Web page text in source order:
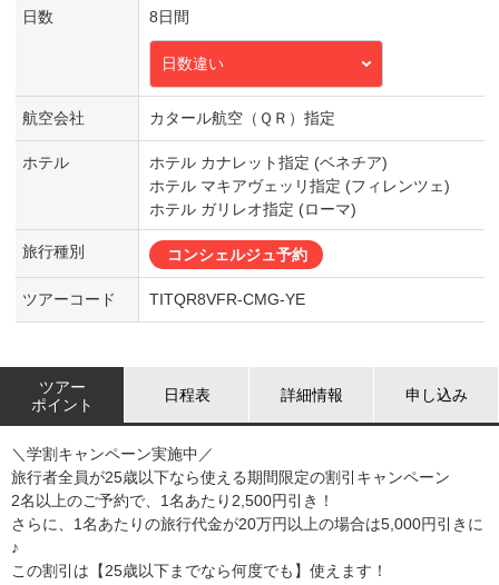
日数 8日間
日数違い
航空会社 カタール航空（ＱＲ）指定
ホテル
ホテル カナレット指定 (ベネチア)
ホテル マキアヴェッリ指定 (フィレンツェ)
ホテル ガリレオ指定 (ローマ)
旅行種別 コンシェルジュ予約
ツアーコード TITQR8VFR-CMG-YE
ツアー
ポイント
日程表 詳細情報 申し込み
＼学割キャンペーン実施中／
旅行者全員が25歳以下なら使える期間限定の割引キャンペーン
2名以上のご予約で、1名あたり2,500円引き！
さらに、1名あたりの旅行代金が20万円以上の場合は5,000円引きに
♪
この割引は【25歳以下までなら何度でも】使えます！